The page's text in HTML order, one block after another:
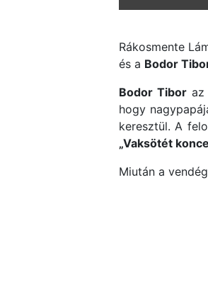
Rákosmente
és a Bodor
Bodor Tibor az
hogy
keresztül. A
„Vaksötét
Miután a